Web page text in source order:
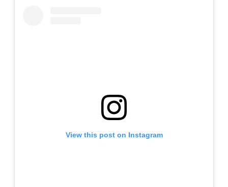
View this post on Instagram